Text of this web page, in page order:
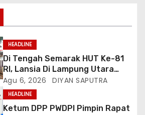
HEADLINE
Di Tengah Semarak HUT Ke-81
RI, Lansia Di Lampung Utara
Hidup Memprihatinkan
Agu 6, 2026 DIYAN SAPUTRA
HEADLINE
Ketum DPP PWDPI Pimpin Rapat